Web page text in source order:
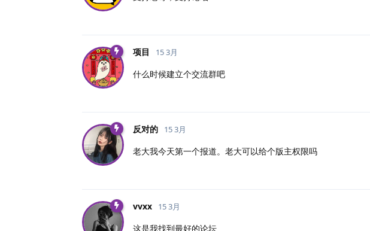
项目 15 3月
什么时候建立个交流群吧
反对的 15 3月
老大我今天第一个报道。老大可以给个版主权限吗
vvxx 15 3月
这是我找到最好的论坛